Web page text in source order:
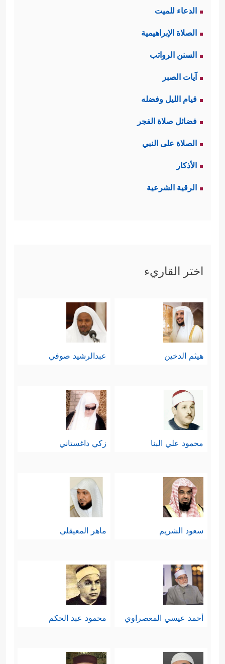
الدعاء للميت
الصلاة الإبراهيمية
السنن الرواتب
آيات الصبر
قيام الليل وفضله
فضائل صلاة الفجر
الصلاة على النبي
الأذكار
الرقية الشرعية
اختر القاريء
هيثم الدخين عبدالرشيد صوفي
محمود علي البنا زكي داغستاني
سعود الشريم ماهر المعيقلي
أحمد عيسي المعصراوي محمود عبد الحكم